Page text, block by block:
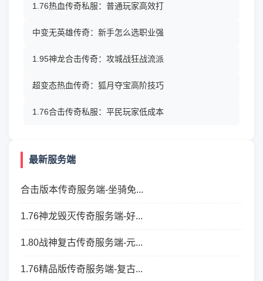
1.76热血传奇私服：普通玩家高效打
中变无英雄传奇：新手怎么选职业强
1.95神龙合击传奇：攻城战狂战流派
超变态热血传奇：狐月夺宝高阶技巧
1.76合击传奇私服：平民玩家低成本
最新服务端
合击版本传奇服务端-坐骑免...
1.76神龙毁灭传奇服务端-好...
1.80战神复古传奇服务端-元...
1.76精品版传奇服务端-复古...